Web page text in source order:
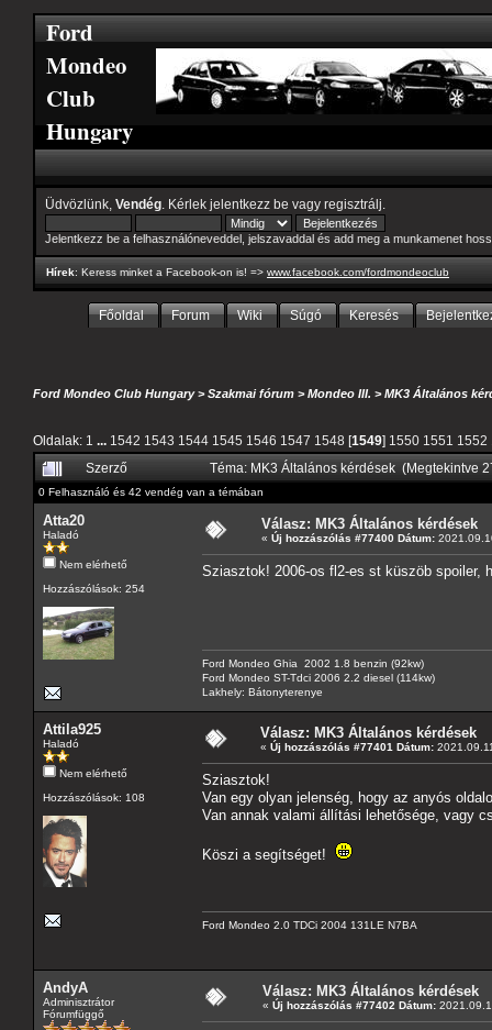
Ford
Mondeo
Club
Hungary
Üdvözlünk, Vendég . Kérlek jelentkezz be vagy regisztrálj
Jelentkezz be a felhasználóneveddel, jelszavaddal és add meg a munkamenet
Hírek: Keress minket a Facebook-on is! => www.facebook.com/fordmondeoclub
Főoldal Forum Wiki Súgó Keresés
Ford Mondeo Club Hungary>Szakmai fórum >Mondeo III. >MK3 Általános
Oldalak: 1 ... 1542 1543 1544 1545 1546 1547 1548 [1549] 1550 1551 1552
Szerző
Téma: MK3 Általános kérdések (Megtekintve
0 Felhasználó és 42 vendég van a témában
Atta20
Haladó
Nem elérhető
Hozzászólások: 254
Válasz: MK3 Általános kérdések
« Új hozzászólás #77400 Dátum:
Sziasztok! 2006-os fl2-es st küszöb spoiler,
Ford Mondeo Ghia 2002 1.8 benzin (92kw)
Ford Mondeo ST-Tdci 2006 2.2 diesel (114kw)
Lakhely: Bátonyterenye
Attila925
Haladó
Nem elérhető
Hozzászólások: 108
Válasz: MK3 Általános kérdések
« Új hozzászólás #77401 Dátum:
Sziasztok!
Van egy olyan jelenség, hogy az anyós
Van annak valami állítási lehetősége, vagy
Köszi a segítséget!
Ford Mondeo 2.0 TDCi 2004 131LE N7BA
AndyA
Adminisztrátor
Fórumfüggő
Válasz: MK3 Általános kérdések
« Új hozzászólás #77402 Dátum: